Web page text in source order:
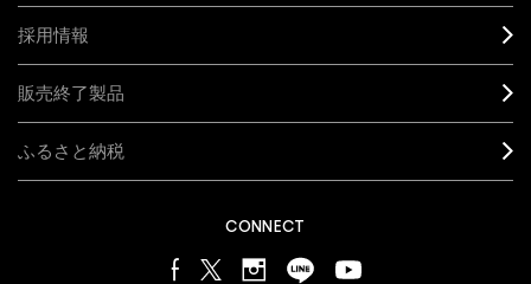
採用情報
販売終了製品
ふるさと納税
CONNECT